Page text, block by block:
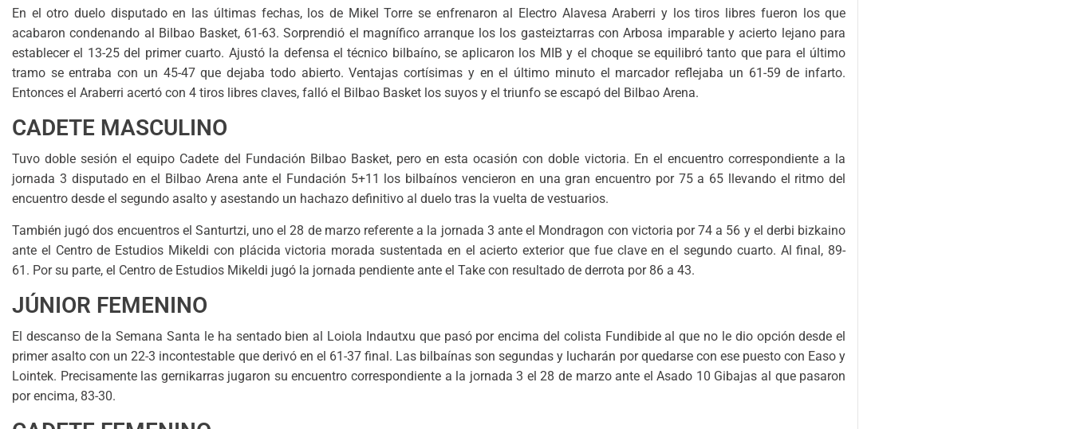
En el otro duelo disputado en las últimas fechas, los de Mikel Torre se enfrenaron al Electro Alavesa Araberri y los tiros libres fueron los que
acabaron condenando al Bilbao Basket, 61-63. Sorprendió el magnífico arranque los los gasteiztarras con Arbosa imparable y acierto lejano para
establecer el 13-25 del primer cuarto. Ajustó la defensa el técnico bilbaíno, se aplicaron los MIB y el choque se equilibró tanto que para el último
tramo se entraba con un 45-47 que dejaba todo abierto. Ventajas cortísimas y en el último minuto el marcador reflejaba un 61-59 de infarto.
Entonces el Araberri acertó con 4 tiros libres claves, falló el Bilbao Basket los suyos y el triunfo se escapó del Bilbao Arena.
CADETE MASCULINO
Tuvo doble sesión el equipo Cadete del Fundación Bilbao Basket, pero en esta ocasión con doble victoria. En el encuentro correspondiente a la
jornada 3 disputado en el Bilbao Arena ante el Fundación 5+11 los bilbaínos vencieron en una gran encuentro por 75 a 65 llevando el ritmo del
encuentro desde el segundo asalto y asestando un hachazo definitivo al duelo tras la vuelta de vestuarios.
También jugó dos encuentros el Santurtzi, uno el 28 de marzo referente a la jornada 3 ante el Mondragon con victoria por 74 a 56 y el derbi bizkaino
ante el Centro de Estudios Mikeldi con plácida victoria morada sustentada en el acierto exterior que fue clave en el segundo cuarto. Al final, 89-
61. Por su parte, el Centro de Estudios Mikeldi jugó la jornada pendiente ante el Take con resultado de derrota por 86 a 43.
JÚNIOR FEMENINO
El descanso de la Semana Santa le ha sentado bien al Loiola Indautxu que pasó por encima del colista Fundibide al que no le dio opción desde el
primer asalto con un 22-3 incontestable que derivó en el 61-37 final. Las bilbaínas son segundas y lucharán por quedarse con ese puesto con Easo y
Lointek. Precisamente las gernikarras jugaron su encuentro correspondiente a la jornada 3 el 28 de marzo ante el Asado 10 Gibajas al que pasaron
por encima, 83-30.